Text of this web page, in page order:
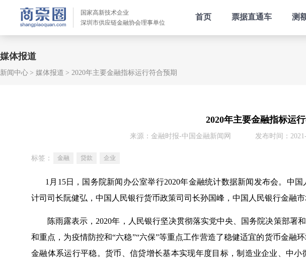
国家高新技术企业
深圳市供应链金融协会理事单位
首页 票据直通车 测
媒体报道
新闻中心 媒体报道 2020年主要金融指标运行符合预期
2020年主要金融指标运
来源：金融时报-中国金融新闻网 发布时间：
标签： 金融 贷款 企业
1月15日，国务院新闻办公室举行2020年金融统计数据新闻发布会。中
计司司长阮健弘，中国人民银行货币政策司司长孙国峰，中国人民银行金融
陈雨露表示，2020年，人民银行坚决贯彻落实党中央、国务院决策部署
和重点，为疫情防控和“六稳”“六保”等重点工作营造了稳健适宜的货币金融
金融体系运行平稳。货币、信贷增长基本实现年度目标，制造业企业、中